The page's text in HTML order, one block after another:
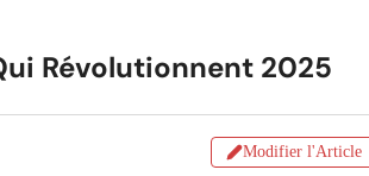
Révolutionnent 2025
Modifier l'Article